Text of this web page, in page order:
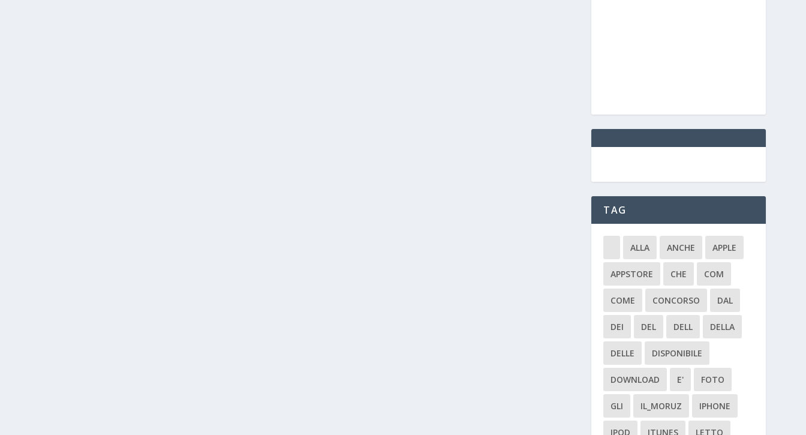
TAG
ALLA ANCHE APPLE
APPSTORE CHE COM
COME CONCORSO DAL
DEI DEL DELL DELLA
DELLE DISPONIBILE
DOWNLOAD E' FOTO
GLI IL_MORUZ IPHONE
IPOD ITUNES LETTO